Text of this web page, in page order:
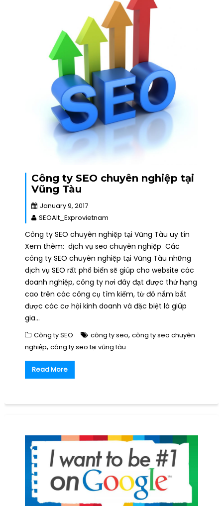
Công ty SEO chuyên nghiệp tại
Vũng Tàu
January 9, 2017
SEOAlt_Exprovietnam
Công ty SEO chuyên nghiệp tại Vũng Tàu uy tín
Xem thêm: dịch vụ seo chuyên nghiệp Các
công ty SEO chuyên nghiệp tại Vũng Tàu những
dịch vụ SEO rất phổ biến sẽ giúp cho website các
doanh nghiệp, công ty nơi đây đạt được thứ hạng
cao trên các công cụ tìm kiếm, từ đó nắm bắt
được các cơ hội kinh doanh và đặc biệt là giúp
gia…
Công ty SEO công ty seo, công ty seo chuyên
nghiệp, công ty seo tại vũng tàu
Read More